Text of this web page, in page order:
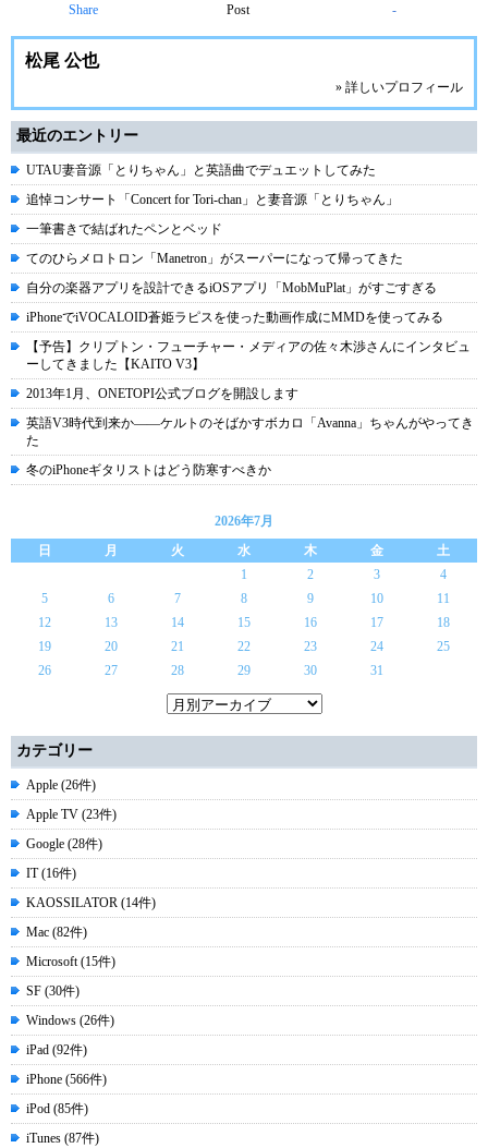
Share Post -
松尾 公也
» 詳しいプロフィール
最近のエントリー
UTAU妻音源「とりちゃん」と英語曲でデュエットしてみた
追悼コンサート「Concert for Tori-chan」と妻音源「とりちゃん」
一筆書きで結ばれたペンとベッド
てのひらメロトロン「Manetron」がスーパーになって帰ってきた
自分の楽器アプリを設計できるiOSアプリ「MobMuPlat」がすごすぎる
iPhoneでiVOCALOID蒼姫ラピスを使った動画作成にMMDを使ってみる
【予告】クリプトン・フューチャー・メディアの佐々木渉さんにインタビュ
ーしてきました【KAITO V3】
2013年1月、ONETOPI公式ブログを開設します
英語V3時代到来か――ケルトのそばかすボカロ「Avanna」ちゃんがやってき
た
冬のiPhoneギタリストはどう防寒すべきか
2026年7月
日
月 火 水 木 金
土
1
2 3
4
5
6 7 8 9 10
11
12
13 14 15 16 17
18
19
20 21 22 23 24
25
26
27 28 29 30 31
カテゴリー
Apple (26件)
Apple TV (23件)
Google (28件)
IT (16件)
KAOSSILATOR (14件)
Mac (82件)
Microsoft (15件)
SF (30件)
Windows (26件)
iPad (92件)
iPhone (566件)
iPod (85件)
iTunes (87件)